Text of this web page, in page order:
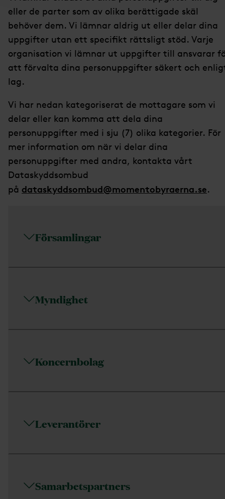
eller de parter som av olika berättigade skäl
behöver dem. Vi lämnar aldrig ut eller delar dina
uppgifter utan ett specifikt rättsligt stöd. Varje
organisation vi lämnar ut uppgifter till ansvarar
att förvalta dina personuppgifter säkert och
lag.
Vi har nedan kategoriserat de mottagare som vi
delar eller kan komma att dela dina
personuppgifter med i sju (7) olika kategorier. För
mer information om när vi delar dina
personuppgifter med andra, kontakta vårt
Dataskyddsombud
på dataskyddsombud@momentobyraerna.se.
Församlingar
Myndighet
Koncernbolag
Leverantörer
Samarbetspartners